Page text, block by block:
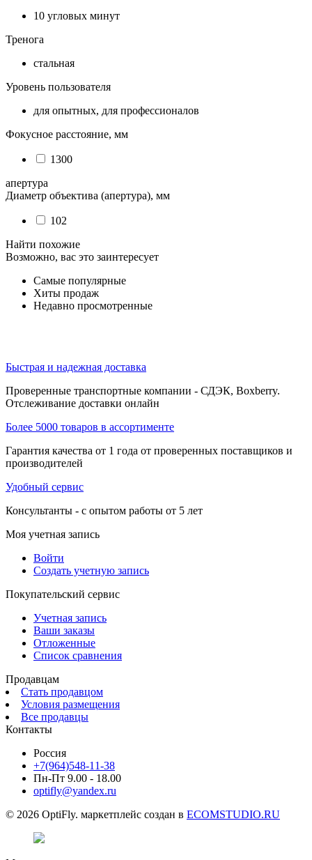
10 угловых минут
Тренога
стальная
Уровень пользователя
для опытных, для профессионалов
Фокусное расстояние, мм
1300
апертура
Диаметр объектива (апертура), мм
102
Найти похожие
Возможно, вас это заинтересует
Самые популярные
Хиты продаж
Недавно просмотренные
Быстрая и надежная доставка
Проверенные транспортные компании - СДЭК, Boxberry.
Отслеживание доставки онлайн
Более 5000 товаров в ассортименте
Гарантия качества от 1 года от проверенных поставщиков и
производителей
Удобный сервис
Консультанты - с опытом работы от 5 лет
Моя учетная запись
Войти
Создать учетную запись
Покупательский сервис
Учетная запись
Ваши заказы
Отложенные
Список сравнения
Продавцам
Стать продавцом
Условия размещения
Все продавцы
Контакты
Россия
+7(964)548-11-38
Пн-Пт 9.00 - 18.00
optifly@yandex.ru
© 2026 OptiFly. маркетплейс создан в ECOMSTUDIO.RU